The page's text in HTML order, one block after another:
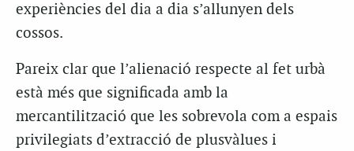
experiències del dia a dia s’allunyen dels
cossos.
Pareix clar que l’alienació respecte al fet urbà
està més que significada amb la
mercantilització que les sobrevola com a espais
privilegiats d’extracció de plusvàlues i